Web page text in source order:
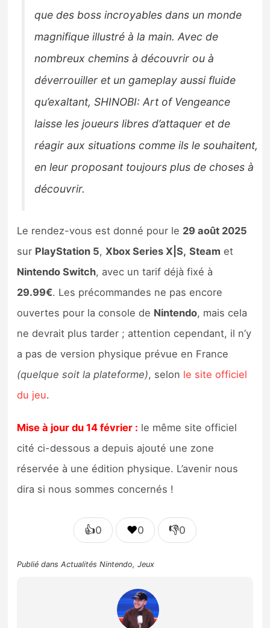
que des boss incroyables dans un monde
magnifique illustré à la main. Avec de
nombreux chemins à découvrir ou à
déverrouiller et un gameplay aussi fluide
qu’exaltant, SHINOBI: Art of Vengeance
laisse les joueurs libres d’attaquer et de
réagir aux situations comme ils le souhaitent,
en leur proposant toujours plus de choses à
découvrir.
Le rendez-vous est donné pour le 29 août 2025
sur PlayStation 5,Xbox Series X|S, Steam et
Nintendo Switch, avec un tarif déjà fixé à
29.99€. Les précommandes ne pas encore
ouvertes pour la console de Nintendo, mais cela
ne devrait plus tarder ; attention cependant, il n’y
a pas de version physique prévue en France
(quelque soit la plateforme), selon le site officiel
du jeu.
Mise à jour du 14 février : le même site officiel
cité ci-dessous a depuis ajouté une zone
réservée à une édition physique. L’avenir nous
dira si nous sommes concernés !
👍0 ❤️0 👎0
Publié dansActualités Nintendo,Jeux